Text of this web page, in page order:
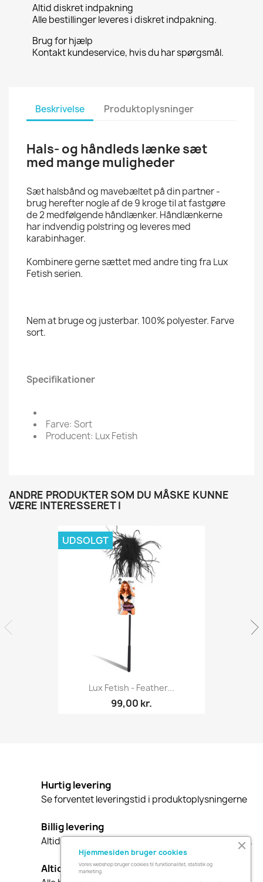
Altid diskret indpakning
Alle bestillinger leveres i diskret indpakning.
Brug for hjælp
Kontakt kundeservice, hvis du har spørgsmål.
Beskrivelse Produktoplysninger
Hals- og håndleds lænke sæt
med mange muligheder
Sæt halsbånd og mavebæltet på din partner -
brug herefter nogle af de 9 kroge til at fastgøre
de 2 medfølgende håndlænker. Håndlænkerne
har indvendig polstring og leveres med
karabinhager.
Kombinere gerne sættet med andre ting fra Lux
Fetish serien.
Nem at bruge og justerbar. 100% polyester. Farve
sort.
Specifikationer
Farve: Sort
Producent: Lux Fetish
ANDRE PRODUKTER SOM DU MÅSKE KUNNE
VÆRE INTERESSERET I
Lux Fetish - Feather...
99,00 kr.
UDSOLGT
Hurtig levering
Se forventet leveringstid i produktoplysningerne
Billig levering
Altid gratis levering i Danmark ved køb over 549 kr.
Altid diskret indpakning
Hjemmesiden bruger cookies
Vores webshop bruger cookies til funktionalitet, statistik og
marketing.